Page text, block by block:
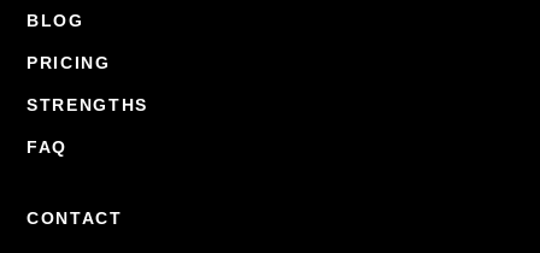
BLOG
PRICING
STRENGTHS
FAQ
CONTACT